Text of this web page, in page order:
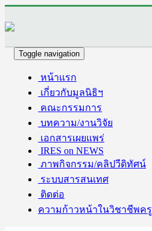
Toggle navigation
หน้าแรก
เกี่ยวกับมูลนิธิฯ
คณะกรรมการ
บทความ/งานวิจัย
เอกสารเผยแพร่
IRES on NEWS
ภาพกิจกรรม/คลิปวีดิทัศน์
ระบบสารสนเทศ
ติดต่อ
ความก้าวหน้าในวิชาชีพครู